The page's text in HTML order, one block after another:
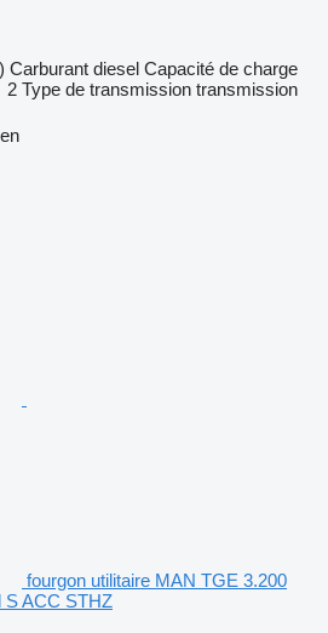
Carburant diesel Capacité de charge
2 Type de transmission transmission
fourgon utilitaire MAN TGE 3.200
S ACC STHZ